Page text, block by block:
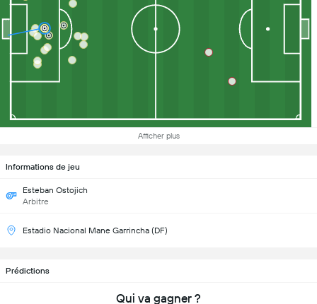
Afficher plus
Informations de jeu
Esteban Ostojich
Arbitre
Estadio Nacional Mane Garrincha (DF)
Prédictions
Qui va gagner ?